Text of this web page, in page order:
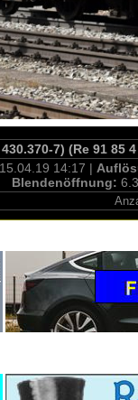
7) (Re 91 85
15.04.19 14:17 |
Blendenöffnung: